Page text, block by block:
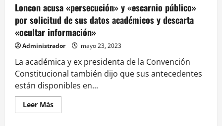
Loncon acusa «persecución» y «escarnio público»
por solicitud de sus datos académicos y descarta
«ocultar información»
Administrador mayo 23, 2023
La académica y ex presidenta de la Convención
Constitucional también dijo que sus antecedentes
están disponibles en...
Leer MásLeer
más